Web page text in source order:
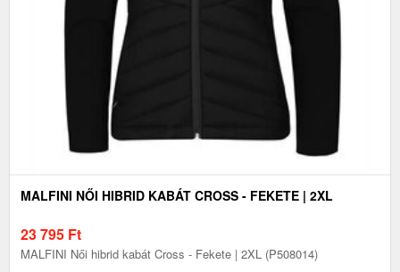
MALFINI NŐI HIBRID KABÁT CROSS - FEKETE | 2XL
23 795 Ft
MALFINI Női hibrid kabát Cross - Fekete | 2XL (P508014)